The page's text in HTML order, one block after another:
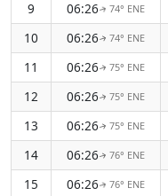
9
06:26↑ 74° ENE
10
06:26↑ 74° ENE
11
06:26↑ 75° ENE
12
06:26↑ 75° ENE
13
06:26↑ 75° ENE
14
06:26↑ 76° ENE
15
06:26↑ 76° ENE